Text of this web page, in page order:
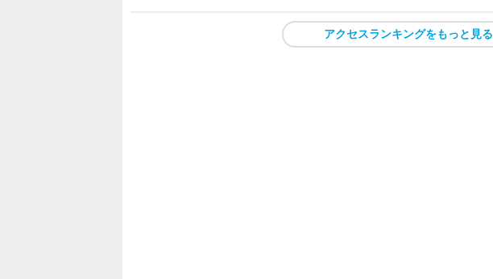
アクセスランキングをもっと見る